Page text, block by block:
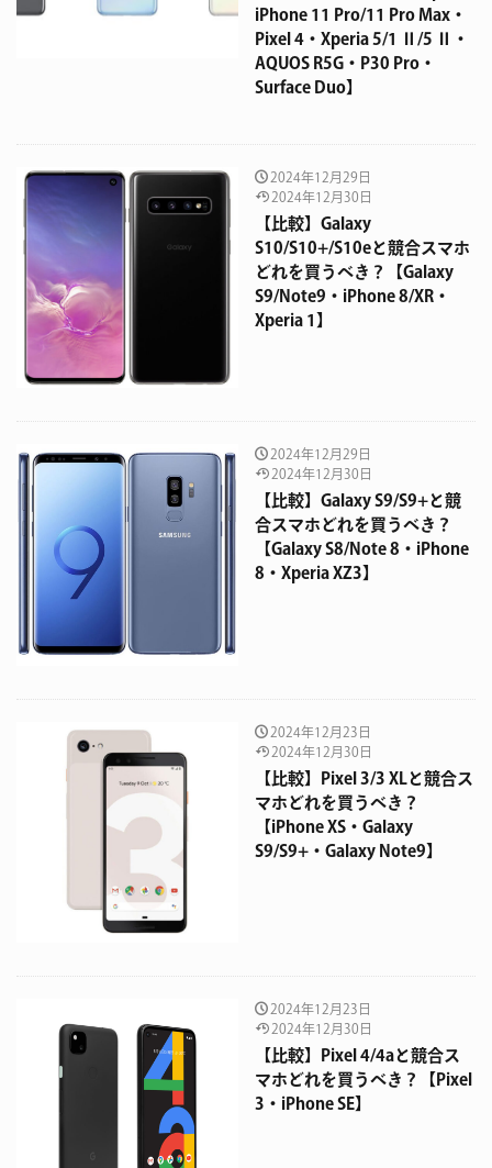
iPhone 11 Pro/11 Pro Max・
Pixel 4・Xperia 5/1 Ⅱ/5 Ⅱ・
AQUOS R5G・P30 Pro・
Surface Duo】
2024年12月29日
2024年12月30日
【比較】Galaxy
S10/S10+/S10eと競合スマホ
どれを買うべき？【Galaxy
S9/Note9・iPhone 8/XR・
Xperia 1】
2024年12月29日
2024年12月30日
【比較】Galaxy S9/S9+と競
合スマホどれを買うべき？
【Galaxy S8/Note 8・iPhone
8・Xperia XZ3】
2024年12月23日
2024年12月30日
【比較】Pixel 3/3 XLと競合ス
マホどれを買うべき？
【iPhone XS・Galaxy
S9/S9+・Galaxy Note9】
2024年12月23日
2024年12月30日
【比較】Pixel 4/4aと競合ス
マホどれを買うべき？【Pixel
3・iPhone SE】